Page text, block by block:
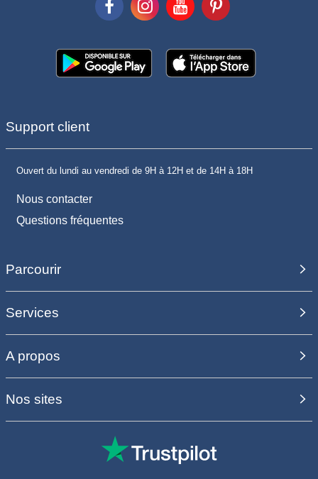
Support client
Ouvert du lundi au vendredi de 9H à 12H et de 14H à 18H
Nous contacter
Questions fréquentes
Parcourir
Services
A propos
Nos sites